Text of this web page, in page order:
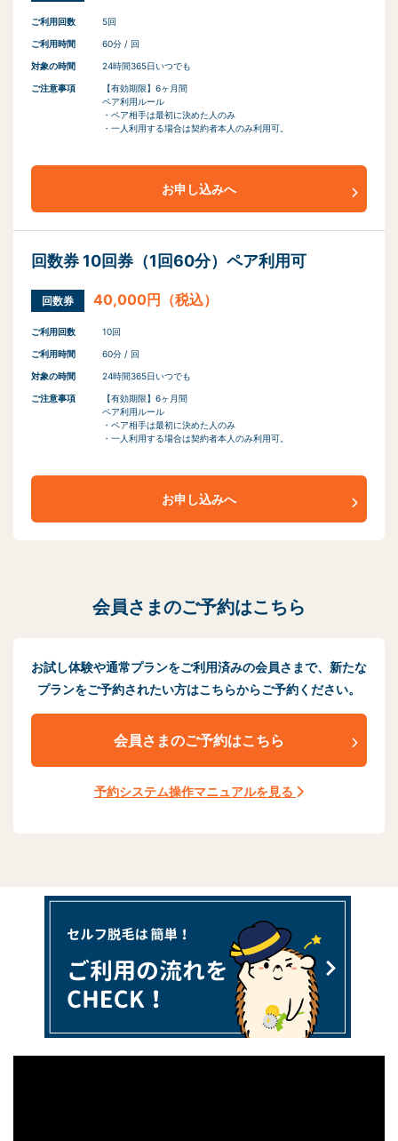
ご利用回数 5回
ご利用時間 60分 / 回
対象の時間 24時間365日いつでも
ご注意事項
【有効期限】6ヶ月間
ペア利用ルール
・ペア相手は最初に決めた人のみ
・一人利用する場合は契約者本人のみ利用可。
お申し込みへ
回数券 10回券（1回60分）ペア利用可
回数券 40,000円（税込）
ご利用回数 10回
ご利用時間 60分 / 回
対象の時間 24時間365日いつでも
ご注意事項
【有効期限】6ヶ月間
ペア利用ルール
・ペア相手は最初に決めた人のみ
・一人利用する場合は契約者本人のみ利用可。
お申し込みへ
会員さまのご予約はこちら
お試し体験や通常プランをご利用済みの会員さまで、 新たな
プランをご予約されたい方はこちらからご予約ください。
会員さまのご予約はこちら
予約システム操作マニュアルを見る